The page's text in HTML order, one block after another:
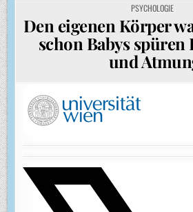
POSTED
IN
PSYCHOLOGIE
Den eigenen Körper
schon Babys spüren
und